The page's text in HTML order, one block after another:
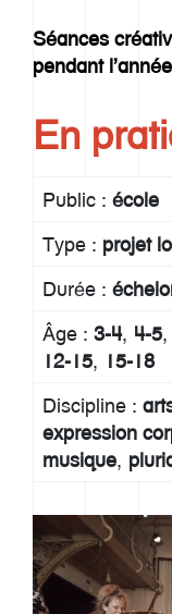
Séances
pendant
En
Public : école
Type : projet
Durée :
Âge : 3-4 4-5
12-15
15-18
Discipline :
expression
musique